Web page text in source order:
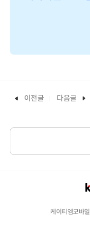
이전글 다음글
케이티엠모바일